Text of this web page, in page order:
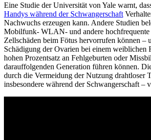
Eine Studie der Universität von Yale warnt,
Handys während der Schwangerschaft
Nachwuchs erzeugen kann. Andere Studien
Mobilfunk- WLAN- und andere hochfrequente
Zellschäden beim Fötus hervorrufen können –
Schädigung der Ovarien bei einem weiblichen
hohen Prozentsatz an Fehlgeburten oder
darauffolgenden Generation führen können.
durch die Vermeidung der Nutzung drahtloser
insbesondere während der Schwangerschaft –